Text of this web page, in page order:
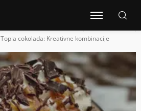
Topla cokolada: Kreativne kombinacije